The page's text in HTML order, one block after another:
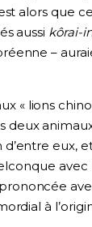
alors que
aussi kôrai-
–
« lions
deux
d’entre eux,
à